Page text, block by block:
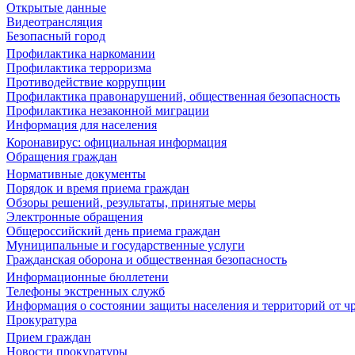
Открытые данные
Видеотрансляция
Безопасный город
Профилактика наркомании
Профилактика терроризма
Противодействие коррупции
Профилактика правонарушений, общественная безопасность
Профилактика незаконной миграции
Информация для населения
Коронавирус: официальная информация
Обращения граждан
Нормативные документы
Порядок и время приема граждан
Обзоры решений, результаты, принятые меры
Электронные обращения
Общероссийский день приема граждан
Муниципальные и государственные услуги
Гражданская оборона и общественная безопасность
Информационные бюллетени
Телефоны экстренных служб
Информация о состоянии защиты населения и территорий от
Прокуратура
Прием граждан
Новости прокуратуры